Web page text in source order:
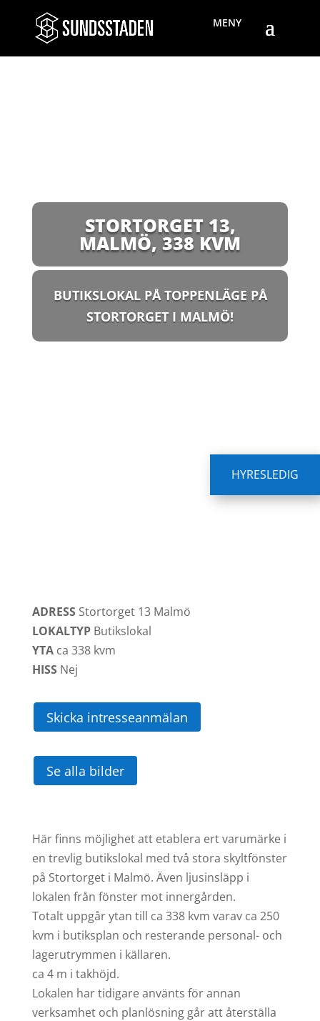
STORTORGET 13,
MALMÖ, 338 KVM
BUTIKSLOKAL PÅ TOPPENLÄGE PÅ
STORTORGET I MALMÖ!
HYRESLEDIG
ADRESS Stortorget 13 Malmö
LOKALTYPButikslokal
YTA ca 338 kvm
HISS Nej
Skicka intresseanmälan
Se alla bilder
Här finns möjlighet att etablera ert varumärke i
en trevlig butikslokal med två stora skyltfönster
på Stortorget i Malmö. Även ljusinsläpp i
lokalen från fönster mot innergården.
Totalt uppgår ytan till ca 338 kvm varav ca 250
kvm i butiksplan och resterande personal- och
lagerutrymmen i källaren.
ca 4 m i takhöjd.
Lokalen har tidigare använts för annan
verksamhet och planlösning går att återställa